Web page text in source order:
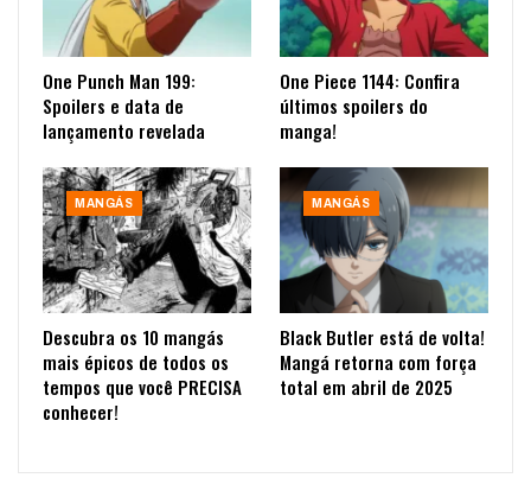
One Punch Man 199:
Spoilers e data de
lançamento revelada
One Piece 1144: Confira
últimos spoilers do
manga!
MANGÁS
Descubra os 10 mangás
mais épicos de todos os
tempos que você PRECISA
conhecer!
MANGÁS
Black Butler está de volta!
Mangá retorna com força
total em abril de 2025